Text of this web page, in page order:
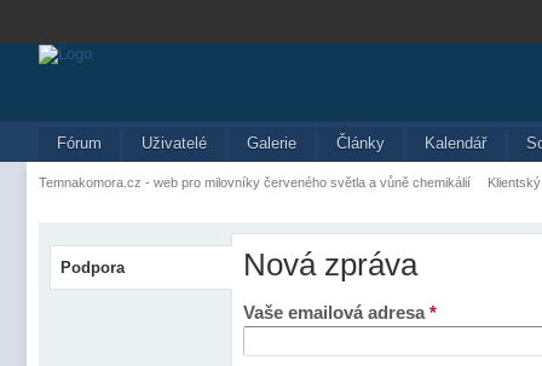
Fórum Uživatelé Galerie Články Kalendář
Temnakomora.cz - web pro milovníky červeného světla a vůně chemikálií
Podpora Nová zpráva
Vaše emailová adresa*